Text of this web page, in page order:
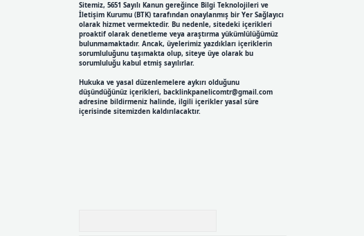
Sitemiz, 5651 Sayılı Kanun gereğince Bilgi Teknolojileri ve
İletişim Kurumu (BTK) tarafından onaylanmış bir Yer Sağlayıcı
olarak hizmet vermektedir. Bu nedenle, sitedeki içerikleri
proaktif olarak denetleme veya araştırma yükümlülüğümüz
bulunmamaktadır. Ancak, üyelerimiz yazdıkları içeriklerin
sorumluluğunu taşımakta olup, siteye üye olarak bu
sorumluluğu kabul etmiş sayılırlar.
Hukuka ve yasal düzenlemelere aykırı olduğunu
düşündüğünüz içerikleri, backlinkpanelicomtr@gmail.com
adresine bildirmeniz halinde, ilgili içerikler yasal süre
içerisinde sitemizden kaldırılacaktır.